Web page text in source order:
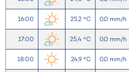
16:00 25,2 °C 0,0 mm/h
17:00 25,4 °C 0,0 mm/h
18:00 24,9 °C 0,0 mm/h